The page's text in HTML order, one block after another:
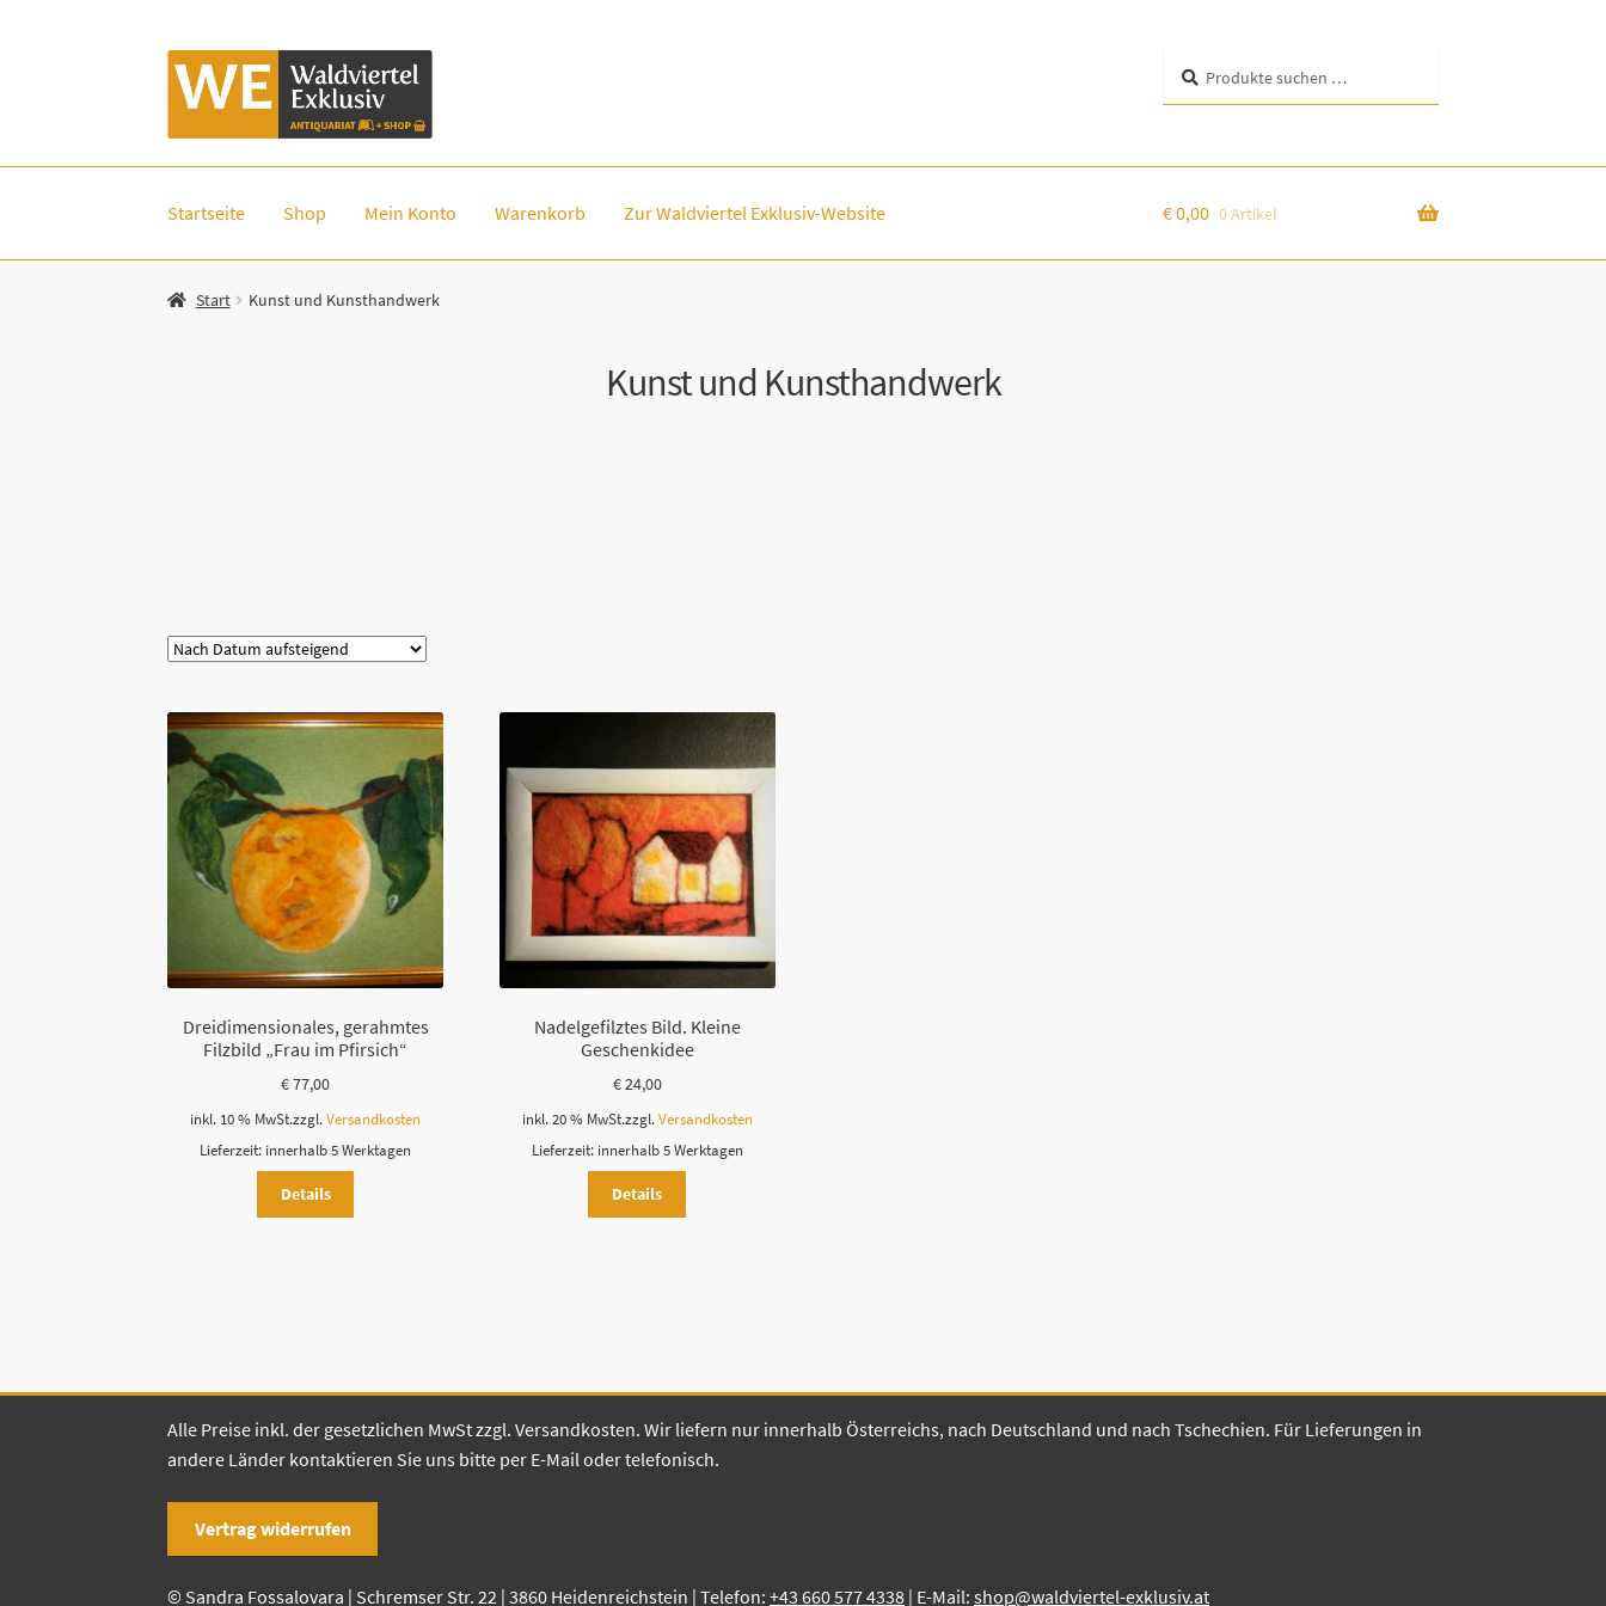
Zur
Navigation
Zum
Inhalt
nach:
Startseite Shop Mein Konto Warenkorb Zur Waldviertel Exklusiv-Website €0,00 0 Artikel
Start Kunst und Kunsthandwerk
Kunst und Kunsthandwerk
Dreidimensionales, gerahmtes
Filzbild „Frau im Pfirsich“
€77,00
inkl. 10 % MwSt.zzgl.Versandkosten
Lieferzeit: innerhalb 5 Werktagen
Details
Nadelgefilztes Bild. Kleine
Geschenkidee
€24,00
inkl. 20 % MwSt.zzgl. Versandkosten
Lieferzeit: innerhalb 5 Werktagen
Details
Alle Preise inkl. der gesetzlichen MwSt zzgl. Versandkosten. Wir liefern nur innerhalb Österreichs, nach Deutschland und nach Tschechien. Für Lieferungen in
andere Länder kontaktieren Sie uns bitte per E-Mail oder telefonisch.
Vertrag widerrufen
© Sandra Fossalovara | Schremser Str. 22 | 3860 Heidenreichstein | Telefon:+43 660 577 4338 | E-Mail:shop@waldviertel-exklusiv.at